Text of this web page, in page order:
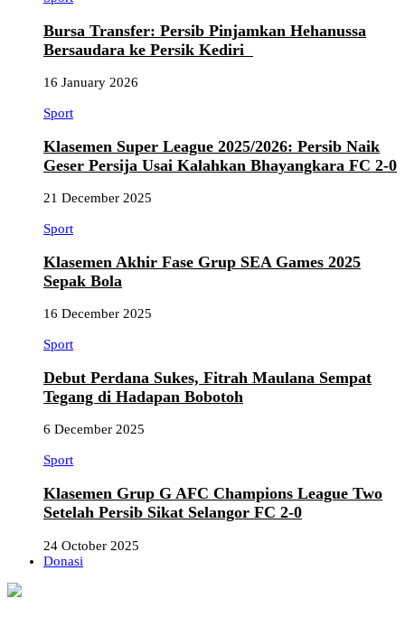
Bursa Transfer: Persib Pinjamkan Hehanussa
Bersaudara ke Persik Kediri
16 January 2026
Sport
Klasemen Super League 2025/2026: Persib Naik
Geser Persija Usai Kalahkan Bhayangkara FC 2-0
21 December 2025
Sport
Klasemen Akhir Fase Grup SEA Games 2025
Sepak Bola
16 December 2025
Sport
Debut Perdana Sukes, Fitrah Maulana Sempat
Tegang di Hadapan Bobotoh
6 December 2025
Sport
Klasemen Grup G AFC Champions League Two
Setelah Persib Sikat Selangor FC 2-0
24 October 2025
Donasi